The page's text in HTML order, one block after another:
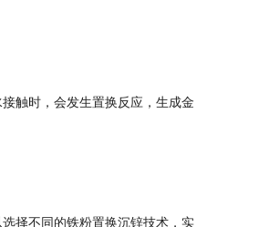
触时，会发生置换反应，生成金
择不同的铁粉置换沉锌技术，实